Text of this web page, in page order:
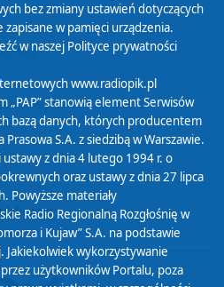
bez zmiany ustawień dotyczących
w pamięci urządzenia.
w naszej Polityce prywatności
www.radiopik.pl
„PAP” stanowią element Serwisów
bazą danych, których producentem
S.A. z siedzibą w Warszawie.
z dnia 4 lutego 1994 r. o
oraz ustawy z dnia 27 lipca
Powyższe materiały
Radio Regionalną Rozgłośnię w
i Kujaw” S.A. na podstawie
wykorzystywanie
użytkowników Portalu, poza